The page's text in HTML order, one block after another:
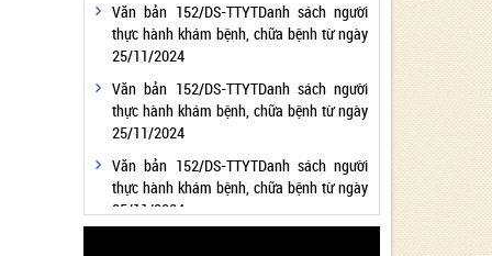
Văn bản 152/DS-TTYTDanh sách người
thực hành khám bệnh, chữa bệnh từ ngày
25/11/2024
Văn bản 152/DS-TTYTDanh sách người
thực hành khám bệnh, chữa bệnh từ ngày
25/11/2024
Văn bản 152/DS-TTYTDanh sách người
thực hành khám bệnh, chữa bệnh từ ngày
25/11/2024